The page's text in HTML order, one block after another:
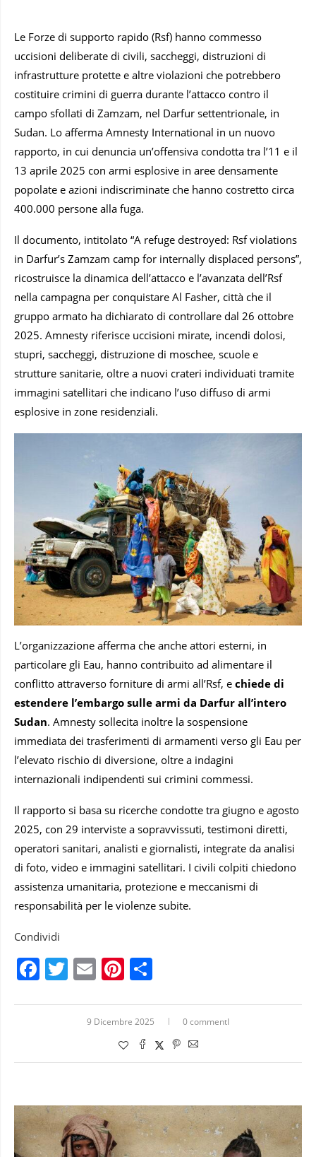
Le Forze di supporto rapido (Rsf) hanno commesso
uccisioni deliberate di civili, saccheggi, distruzioni di
infrastrutture protette e altre violazioni che potrebbero
costituire crimini di guerra durante l’attacco contro il
campo sfollati di Zamzam, nel Darfur settentrionale, in
Sudan. Lo afferma Amnesty International in un nuovo
rapporto, in cui denuncia un’offensiva condotta tra l’11 e il
13 aprile 2025 con armi esplosive in aree densamente
popolate e azioni indiscriminate che hanno costretto circa
400.000 persone alla fuga.
Il documento, intitolato “A refuge destroyed: Rsf violations
in Darfur’s Zamzam camp for internally displaced persons”,
ricostruisce la dinamica dell’attacco e l’avanzata dell’Rsf
nella campagna per conquistare Al Fasher, città che il
gruppo armato ha dichiarato di controllare dal 26 ottobre
2025. Amnesty riferisce uccisioni mirate, incendi dolosi,
stupri, saccheggi, distruzione di moschee, scuole e
strutture sanitarie, oltre a nuovi crateri individuati tramite
immagini satellitari che indicano l’uso diffuso di armi
esplosive in zone residenziali.
L’organizzazione afferma che anche attori esterni, in
particolare gli Eau, hanno contribuito ad alimentare il
conflitto attraverso forniture di armi all’Rsf, e chiede di
estendere l’embargo sulle armi da Darfur all’intero
Sudan. Amnesty sollecita inoltre la sospensione
immediata dei trasferimenti di armamenti verso gli Eau per
l’elevato rischio di diversione, oltre a indagini
internazionali indipendenti sui crimini commessi.
Il rapporto si basa su ricerche condotte tra giugno e agosto
2025, con 29 interviste a sopravvissuti, testimoni diretti,
operatori sanitari, analisti e giornalisti, integrate da analisi
di foto, video e immagini satellitari. I civili colpiti chiedono
assistenza umanitaria, protezione e meccanismi di
responsabilità per le violenze subite.
Condividi
Facebook
Twitter
EmailPinterest
9 Dicembre 2025 0 commentI